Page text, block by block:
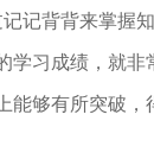
背背来掌握知
习成绩，就
够有所突破，